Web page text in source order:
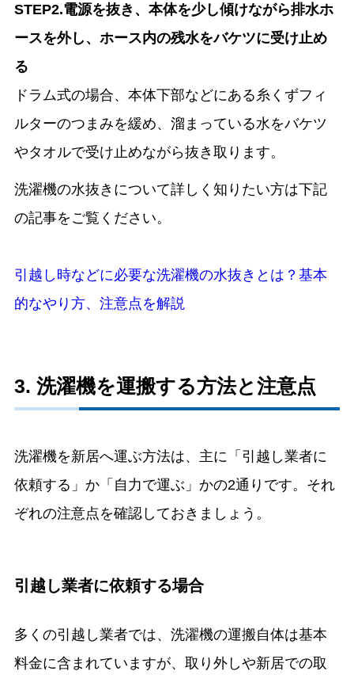
STEP2.電源を抜き、本体を少し傾けながら排水ホ
ースを外し、ホース内の残水をバケツに受け止め
る
ドラム式の場合、本体下部などにある糸くずフィ
ルターのつまみを緩め、溜まっている水をバケツ
やタオルで受け止めながら抜き取ります。
洗濯機の水抜きについて詳しく知りたい方は下記
の記事をご覧ください。
引越し時などに必要な洗濯機の水抜きとは？基本
的なやり方、注意点を解説
3. 洗濯機を運搬する方法と注意点
洗濯機を新居へ運ぶ方法は、主に「引越し業者に
依頼する」か「自力で運ぶ」かの2通りです。それ
ぞれの注意点を確認しておきましょう。
引越し業者に依頼する場合
多くの引越し業者では、洗濯機の運搬自体は基本
料金に含まれていますが、取り外しや新居での取